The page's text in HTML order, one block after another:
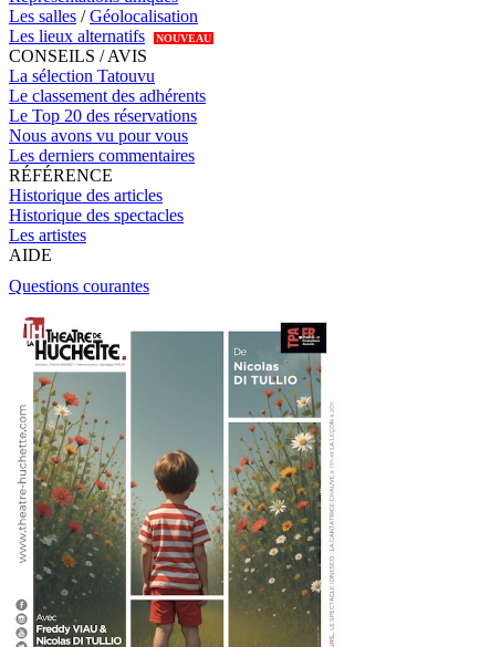
Les salles /Géolocalisation
Les lieux alternatifs
NOUVEAU
CONSEILS / AVIS
La sélection Tatouvu
Le classement des adhérents
Le Top 20 des réservations
Nous avons vu pour vous
Les derniers commentaires
RÉFÉRENCE
Historique des articles
Historique des spectacles
Les artistes
AIDE
Questions courantes